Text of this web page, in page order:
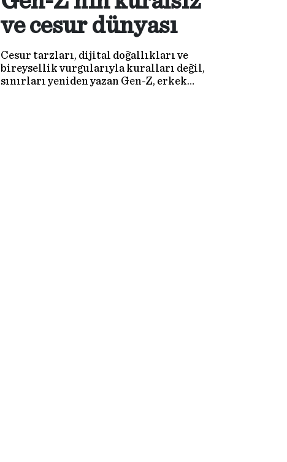
ve cesur dünyası
Cesur tarzları, dijital doğallıkları ve
bireysellik vurgularıyla kuralları değil,
sınırları yeniden yazan Gen-Z, erkek